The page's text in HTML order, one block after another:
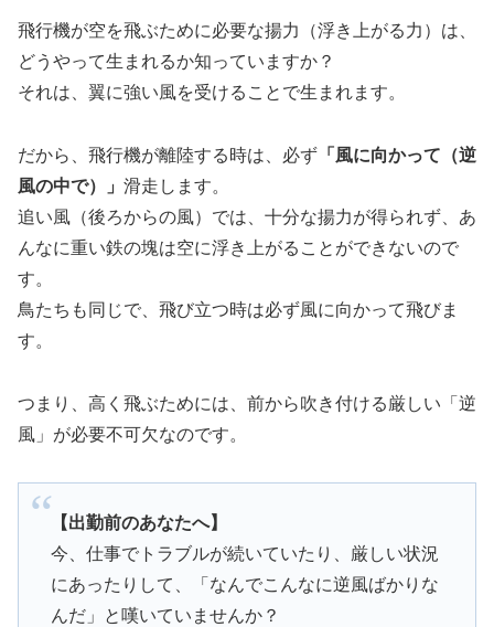
飛行機が空を飛ぶために必要な揚力（浮き上がる力）は、
どうやって生まれるか知っていますか？
それは、翼に強い風を受けることで生まれます。
だから、飛行機が離陸する時は、必ず 「風に向かって（逆
風の中で）」 滑走します。
追い風（後ろからの風）では、十分な揚力が得られず、あ
んなに重い鉄の塊は空に浮き上がることができないので
す。
鳥たちも同じで、飛び立つ時は必ず風に向かって飛びま
す。
つまり、高く飛ぶためには、前から吹き付ける厳しい「逆
風」が必要不可欠なのです。
【出勤前のあなたへ】
今、仕事でトラブルが続いていたり、厳しい状況
にあったりして、「なんでこんなに逆風ばかりな
んだ」と嘆いていませんか？